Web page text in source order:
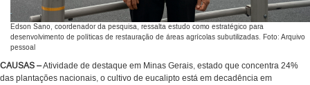
Edson Sano, coordenador da pesquisa, ressalta estudo como estratégico para
desenvolvimento de políticas de restauração de áreas agrícolas subutilizadas. Foto: Arquivo
pessoal
CAUSAS –Atividade de destaque em Minas Gerais, estado que concentra 24%
das plantações nacionais, o cultivo de eucalipto está em decadência em